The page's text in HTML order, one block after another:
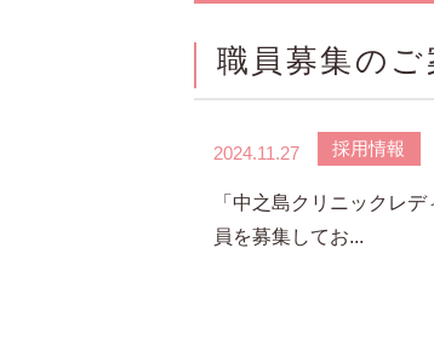
職員募集のご
2024.11.27 採用情報
「中之島クリニックレ
員を募集してお...